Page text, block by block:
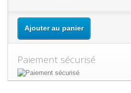
Ajouter au panier
Paiement sécurisé